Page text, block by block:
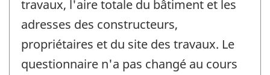
travaux, l'aire totale du bâtiment et les
adresses des constructeurs,
propriétaires et du site des travaux. Le
questionnaire n'a pas changé au cours